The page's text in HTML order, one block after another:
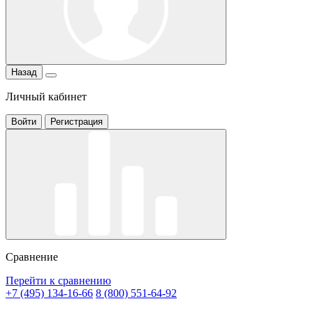
Назад
Личный кабинет
Войти Регистрация
Сравнение
Перейти к сравнению
+7 (495) 134-16-66 8 (800) 551-64-92